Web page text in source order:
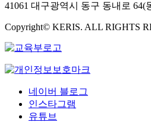
41061 대구광역시 동구 동내로 64(
Copyright© KERIS. ALL RIGHTS
네이버 블로그
인스타그램
유튜브